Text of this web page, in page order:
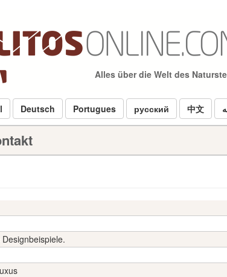
Alles über die Welt des
Deutsch Portugues русский 中文